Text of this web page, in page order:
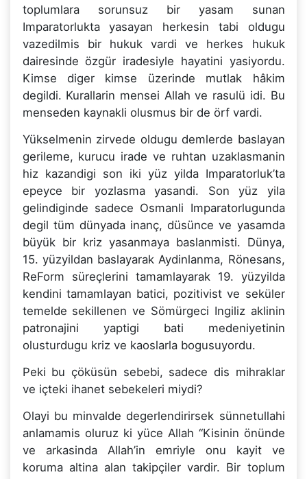
toplumlara sorunsuz bir yasam sunan
Imparatorlukta yasayan herkesin tabi oldugu
vazedilmis bir hukuk vardi ve herkes hukuk
dairesinde özgür iradesiyle hayatini yasiyordu.
Kimse diger kimse üzerinde mutlak hâkim
degildi. Kurallarin mensei Allah ve rasulü idi. Bu
menseden kaynakli olusmus bir de örf vardi.
Yükselmenin zirvede oldugu demlerde baslayan
gerileme, kurucu irade ve ruhtan uzaklasmanin
hiz kazandigi son iki yüz yilda Imparatorluk’ta
epeyce bir yozlasma yasandi. Son yüz yila
gelindiginde sadece Osmanli Imparatorlugunda
degil tüm dünyada inanç, düsünce ve yasamda
büyük bir kriz yasanmaya baslanmisti. Dünya,
15. yüzyildan baslayarak Aydinlanma, Rönesans,
ReForm süreçlerini tamamlayarak 19. yüzyilda
kendini tamamlayan batici, pozitivist ve seküler
temelde sekillenen ve Sömürgeci Ingiliz aklinin
patronajini yaptigi bati medeniyetinin
olusturdugu kriz ve kaoslarla bogusuyordu.
Peki bu çöküsün sebebi, sadece dis mihraklar
ve içteki ihanet sebekeleri miydi?
Olayi bu minvalde degerlendirirsek sünnetullahi
anlamamis oluruz ki yüce Allah “Kisinin önünde
ve arkasinda Allah’in emriyle onu kayit ve
koruma altina alan takipçiler vardir. Bir toplum